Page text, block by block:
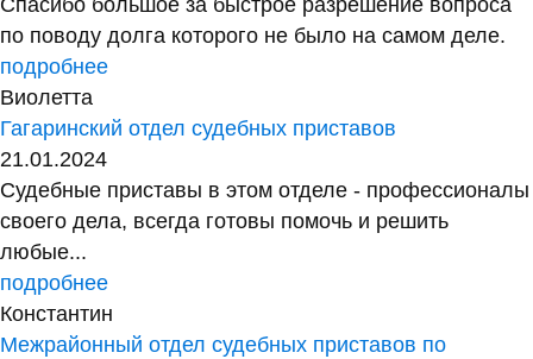
Спасибо большое за быстрое разрешение вопроса
по поводу долга которого не было на самом деле.
подробнее
Виолетта
Гагаринский отдел судебных приставов
21.01.2024
Судебные приставы в этом отделе - профессионалы
своего дела, всегда готовы помочь и решить
любые...
подробнее
Константин
Межрайонный отдел судебных приставов по